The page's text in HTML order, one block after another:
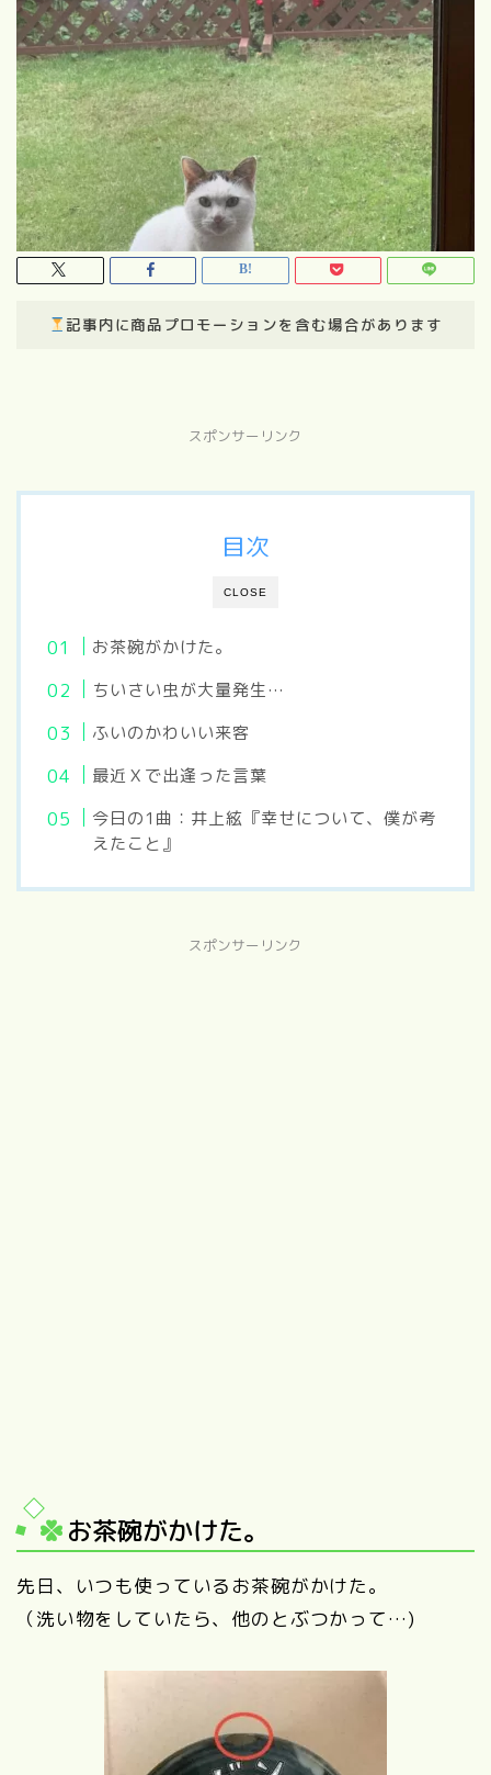
記事内に商品プロモーションを含む場合があります
スポンサーリンク
CLOSE
目次
お茶碗がかけた。
ちいさい虫が大量発生…
ふいのかわいい来客
最近Ｘで出逢った言葉
今日の1曲：井上絃『幸せについて、僕が考
えたこと』
スポンサーリンク
お茶碗がかけた。
先日、いつも使っているお茶碗がかけた。
（洗い物をしていたら、他のとぶつかって…)